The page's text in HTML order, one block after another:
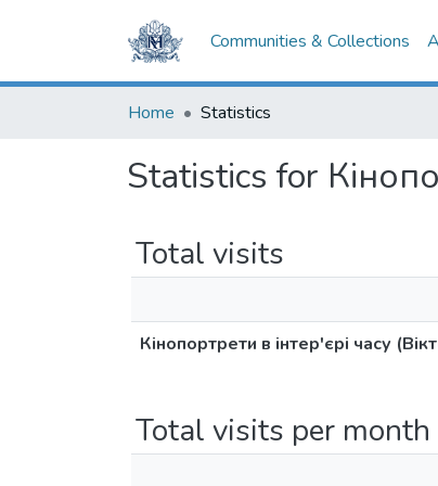
Communities & Collections
Home Statistics
Statistics for
Total visits
Кінопортрети в інтер'єрі часу
Total visits per month